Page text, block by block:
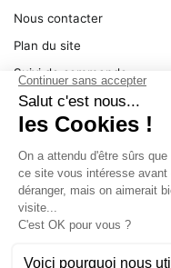
Nous contacter
Plan du site
Suivi de commande
Ma facture
Mentions légales
Conditions générales
SERVICE
Pièces détachées